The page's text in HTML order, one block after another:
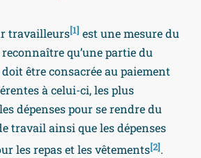
travailleurs[1] est une mesure du
reconnaître qu’une partie du
être consacrée au paiement
à celui-ci, les plus
dépenses pour se rendre du
travail ainsi que les dépenses
les repas et les vêtements[2].